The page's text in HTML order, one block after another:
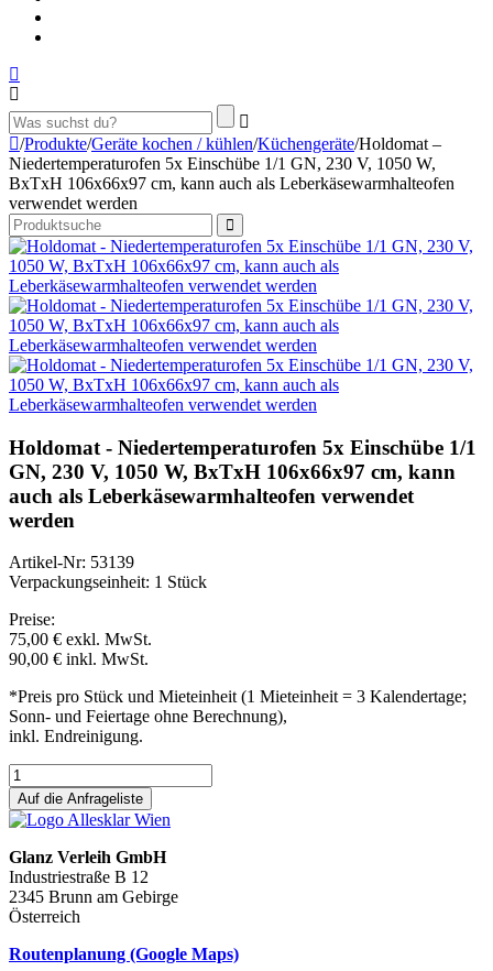
/Produkte/Geräte kochen / kühlen/Küchengeräte/Holdomat –
Niedertemperaturofen 5x Einschübe 1/1 GN, 230 V, 1050 W,
BxTxH 106x66x97 cm, kann auch als Leberkäsewarmhalteofen
verwendet werden
Holdomat - Niedertemperaturofen 5x Einschübe 1/1
GN, 230 V, 1050 W, BxTxH 106x66x97 cm, kann
auch als Leberkäsewarmhalteofen verwendet
werden
Artikel-Nr: 53139
Verpackungseinheit: 1 Stück
Preise:
75,00 € exkl. MwSt.
90,00 € inkl. MwSt.
*Preis pro Stück und Mieteinheit (1 Mieteinheit = 3 Kalendertage;
Sonn- und Feiertage ohne Berechnung),
inkl. Endreinigung.
Auf die Anfrageliste
Glanz Verleih GmbH
Industriestraße B 12
2345 Brunn am Gebirge
Österreich
Routenplanung (Google Maps)